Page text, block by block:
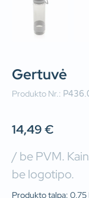
Gertuvė
Produkto Nr.:
14,49€
/ be PVM.
be logotipo.
Produkto talpa: 0,75